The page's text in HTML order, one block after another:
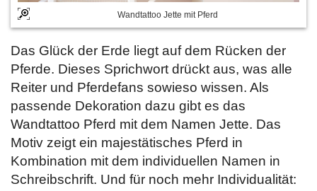
Wandtattoo Jette mit Pferd
Das Glück der Erde liegt auf dem Rücken der
Pferde. Dieses Sprichwort drückt aus, was alle
Reiter und Pferdefans sowieso wissen. Als
passende Dekoration dazu gibt es das
Wandtattoo Pferd mit dem Namen Jette. Das
Motiv zeigt ein majestätisches Pferd in
Kombination mit dem individuellen Namen in
Schreibschrift. Und für noch mehr Individualität: